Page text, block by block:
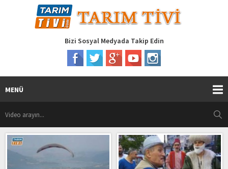
Bizi Sosyal Medyada Takip Edin
MENÜ